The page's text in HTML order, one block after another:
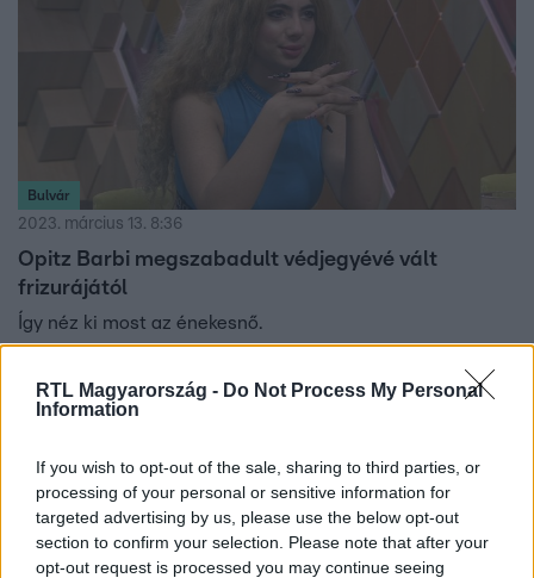
RTL Magyarország - Do Not Process My Personal
Information
If you wish to opt-out of the sale, sharing to third parties, or
processing of your personal or sensitive information for
targeted advertising by us, please use the below opt-out
section to confirm your selection. Please note that after your
opt-out request is processed you may continue seeing
Bulvár
2023. március 13. 8:36
Opitz Barbi megszabadult védjegyévé vált
frizurájától
Így néz ki most az énekesnő.